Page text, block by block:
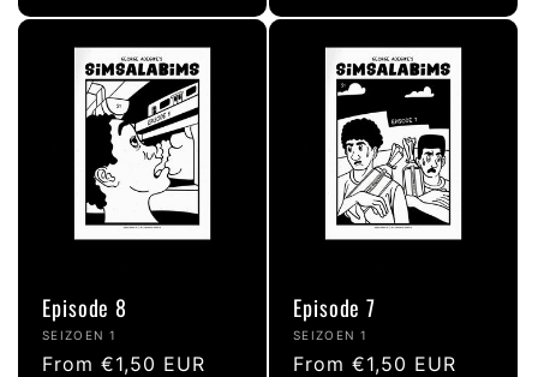
Episode 8
Vendor:
SEIZOEN 1
Regular
From €1,50 EUR
Episode 7
Vendor:
SEIZOEN 1
Regular
From €1,50 EUR